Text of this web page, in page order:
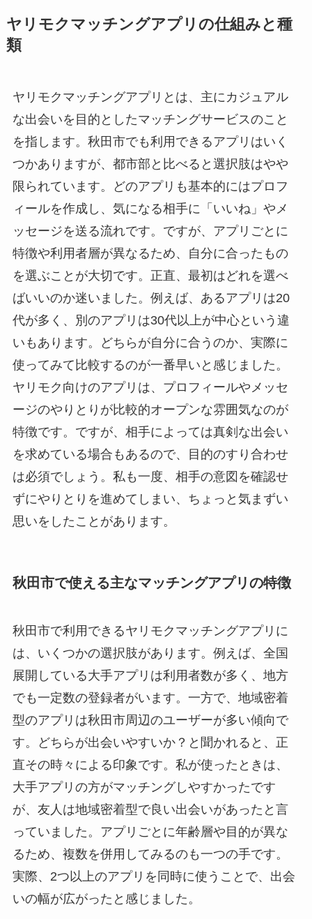
ヤリモクマッチングアプリの仕組みと種
類
ヤリモクマッチングアプリとは、主にカジュアル
な出会いを目的としたマッチングサービスのこと
を指します。秋田市でも利用できるアプリはいく
つかありますが、都市部と比べると選択肢はやや
限られています。どのアプリも基本的にはプロフ
ィールを作成し、気になる相手に「いいね」やメ
ッセージを送る流れです。ですが、アプリごとに
特徴や利用者層が異なるため、自分に合ったもの
を選ぶことが大切です。正直、最初はどれを選べ
ばいいのか迷いました。例えば、あるアプリは20
代が多く、別のアプリは30代以上が中心という違
いもあります。どちらが自分に合うのか、実際に
使ってみて比較するのが一番早いと感じました。
ヤリモク向けのアプリは、プロフィールやメッセ
ージのやりとりが比較的オープンな雰囲気なのが
特徴です。ですが、相手によっては真剣な出会い
を求めている場合もあるので、目的のすり合わせ
は必須でしょう。私も一度、相手の意図を確認せ
ずにやりとりを進めてしまい、ちょっと気まずい
思いをしたことがあります。
秋田市で使える主なマッチングアプリの特徴
秋田市で利用できるヤリモクマッチングアプリに
は、いくつかの選択肢があります。例えば、全国
展開している大手アプリは利用者数が多く、地方
でも一定数の登録者がいます。一方で、地域密着
型のアプリは秋田市周辺のユーザーが多い傾向で
す。どちらが出会いやすいか？と聞かれると、正
直その時々による印象です。私が使ったときは、
大手アプリの方がマッチングしやすかったです
が、友人は地域密着型で良い出会いがあったと言
っていました。アプリごとに年齢層や目的が異な
るため、複数を併用してみるのも一つの手です。
実際、2つ以上のアプリを同時に使うことで、出会
いの幅が広がったと感じました。